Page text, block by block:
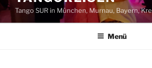
Tango SUR in München, Murnau, Bayern,
Menü